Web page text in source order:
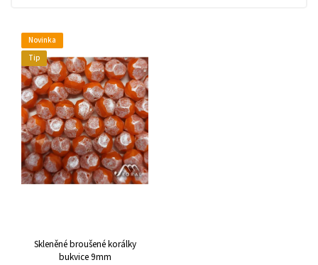
Novinka
Tip
Skleněné broušené korálky
bukvice 9mm